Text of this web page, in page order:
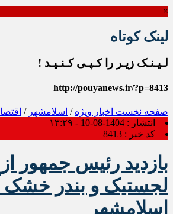
×
لینک کوتاه
لـیـنـک زیـر را کـپـی کـنـیـد !
http://pouyanews.ir/?p=8413
صفحه نخست اخبار ویژه / اسلامشهر /
انتشار : 1404-08-10 - ۱۳:۲۹
کد خبر : 8413
بازدید رئیس جمهور
لجستیک و بندر خشک
اسلامشهر